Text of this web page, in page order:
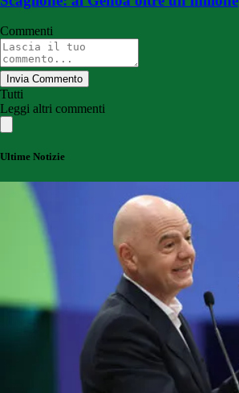
Commenti
Invia Commento
Tutti
Leggi altri commenti
Ultime Notizie